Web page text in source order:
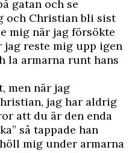
gatan och se
och Christian bli sist
mig när jag försökte
jag reste mig upp igen
la armarna runt hans
men när jag
jag har aldrig
att du är den enda
så tappade han
mig under armarna